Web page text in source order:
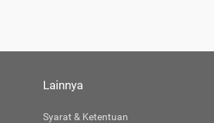
Lainnya
Syarat & Ketentuan